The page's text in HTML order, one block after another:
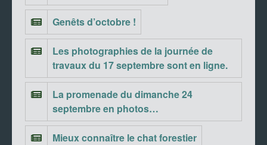
Genêts d’octobre !
Les photographies de la journée de
travaux du 17 septembre sont en ligne.
La promenade du dimanche 24
septembre en photos…
Mieux connaître le chat forestier